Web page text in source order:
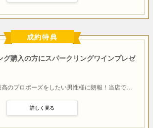
成約特典
グ購入の方にスパークリングワインプレゼ
のプロポーズをしたい男性様に朗報！当店で…
詳しく見る